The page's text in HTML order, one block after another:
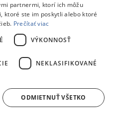
ceruzkou Albi- Kniha
partnermi, ktorí ich môžu
ktoré ste im poskytli alebo ktoré
Prečítať viac
VÝKONNOSŤ
NEKLASIFIKOVANÉ
ODMIETNUŤ VŠETKO